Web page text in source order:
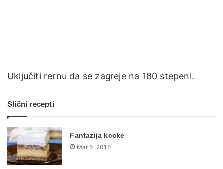
Uključiti rernu da se zagreje na 180 stepeni.
Slični recepti
Fantazija kocke
Mar 6, 2015